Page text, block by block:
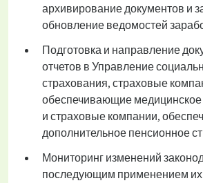
архивирование документов и
обновление ведомостей
Подготовка и направление
отчетов в Управление
страхования, страховые
обеспечивающие медицинское
и страховые компании,
дополнительное пенсионное
Мониторинг изменений
последующим применением их